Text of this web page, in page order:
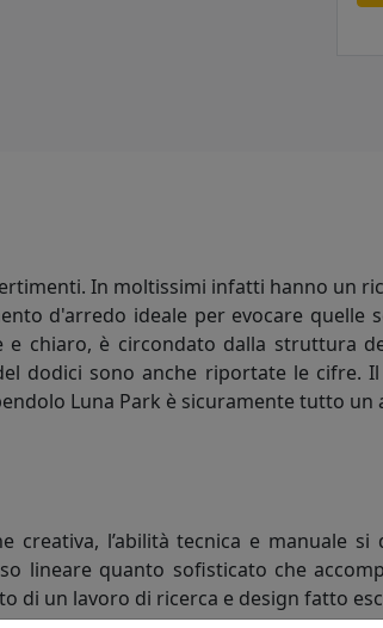
In moltissimi infatti hanno un
d'arredo ideale per evocare
e chiaro, è circondato dalla struttura
dodici sono anche riportate le cifre.
Luna Park è sicuramente tutto un
creativa, l’abilità tecnica e manuale
lineare quanto sofisticato che
di un lavoro di ricerca e design fatto